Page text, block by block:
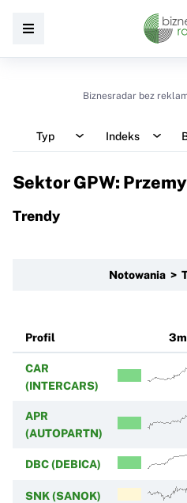
Biznesradar bez
Typ Indeks
Sektor GPW:
Trendy
Notowania >
Profil 3m
CAR
(INTERCARS)
APR
(AUTOPARTN)
DBC (DEBICA)
SNK (SANOK)